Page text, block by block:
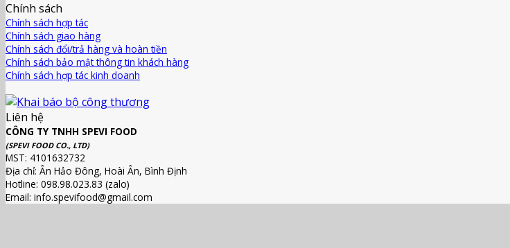
Chính sách
Chính sách hợp tác
Chính sách giao hàng
Chính sách đổi/trả hàng và hoàn tiền
Chính sách bảo mật thông tin khách hàng
Chính sách hợp tác kinh doanh
Liên hệ
CÔNG TY TNHH SPEVI FOOD
(SPEVI FOOD CO., LTD)
MST: 4101632732
Địa chỉ: Ân Hảo Đông, Hoài Ân, Bình Định
Hotline: 098.98.023.83 (zalo)
Email: info.spevifood@gmail.com